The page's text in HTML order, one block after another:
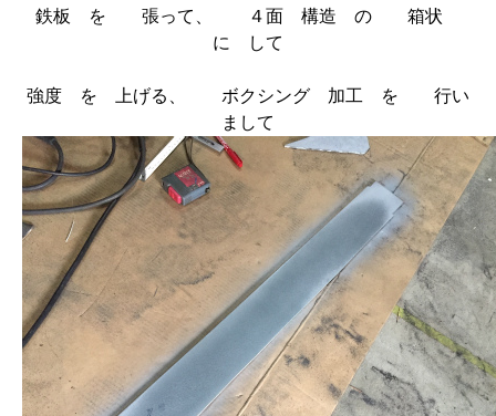
鉄板 を 張って、 ４面 構造 の 箱状
に して
強度 を 上げる、 ボクシング 加工 を 行い
まして